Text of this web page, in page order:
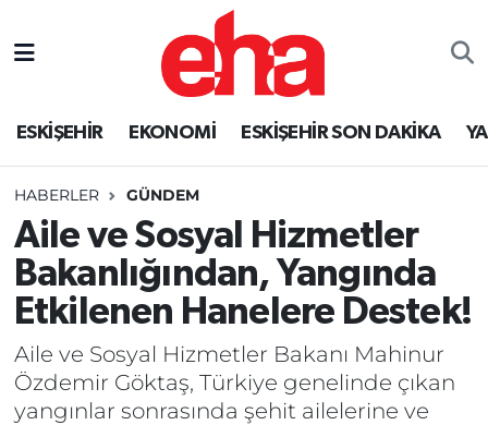
ESKİŞEHİR EKONOMİ ESKİŞEHİR SON DAKİKA
HABERLER GÜNDEM
Aile ve Sosyal Hizmetler
Bakanlığından, Yangında
Etkilenen Hanelere Destek!
Aile ve Sosyal Hizmetler Bakanı Mahinur
Özdemir Göktaş, Türkiye genelinde çıkan
yangınlar sonrasında şehit ailelerine ve